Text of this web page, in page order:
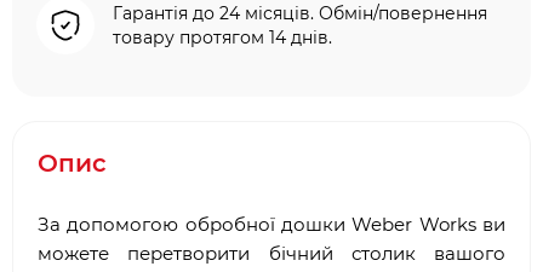
Гарантія до 24 місяців. Обмін/повернення
товару протягом 14 днів.
Опис
За допомогою обробної дошки Weber Works ви
можете перетворити бічний столик вашого